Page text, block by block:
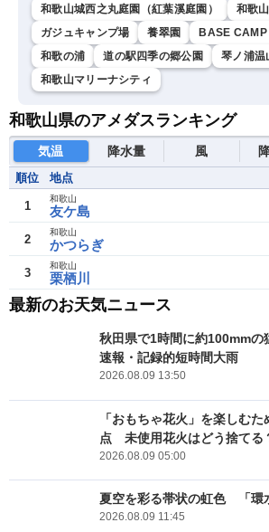
和歌山城西之丸庭園（紅葉溪庭園）
和歌
ガジュキャンプ場
養翠園
BASE
和歌の浦
道の駅四季の郷公園
琴ノ浦温
和歌山マリーナシティ
和歌山県のアメダスランキング
気温 降水量 風
順位 地点
1 友ケ島
和歌山
2 かつらぎ
和歌山
3 栗栖川
和歌山
最新のお天気ニュース
秋田県で1時間に約100mm
速報・記録的短時間大雨
2026.08.09 13:50
「おもちゃ花火」を楽しむ
点 未使用花火はどう捨てる
2026.08.09 05:00
夏空を彩る帯状の虹色 「環
2026.08.09 11:45